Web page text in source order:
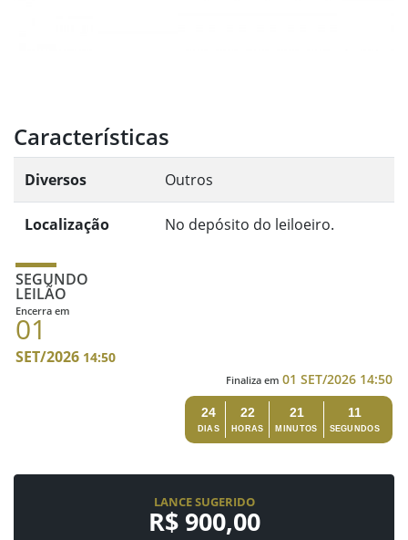
Características
Diversos Outros
Localização No depósito do leiloeiro.
SEGUNDO
LEILÃO
Encerra em
01
SET/2026 14:50
Finaliza em 01 SET/2026 14:50
24
DIAS
22
HORAS
21
MINUTOS
10
SEGUNDOS
LANCE SUGERIDO
R$ 900,00